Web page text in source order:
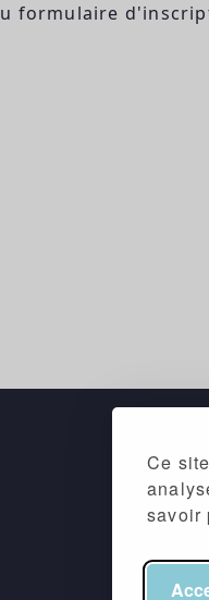
Ce
savoir
formulaire